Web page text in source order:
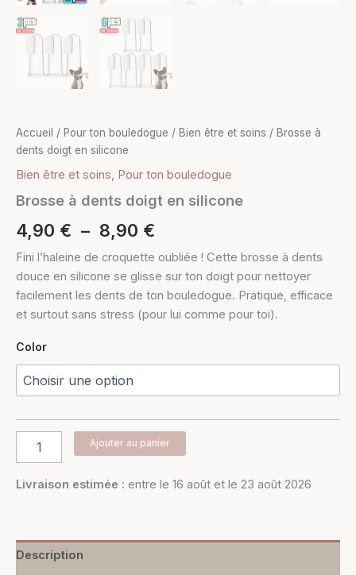
Accueil / Pour ton bouledogue / Bien être et soins / Brosse à
dents doigt en silicone
Bien être et soins, Pour ton bouledogue
Brosse à dents doigt en silicone
4,90 € – 8,90 €
Fini l’haleine de croquette oubliée ! Cette brosse à dents
douce en silicone se glisse sur ton doigt pour nettoyer
facilement les dents de ton bouledogue. Pratique, efficace
et surtout sans stress (pour lui comme pour toi).
Color
Ajouter au panier
Livraison estimée : entre le 16 août et le 23 août 2026
Description